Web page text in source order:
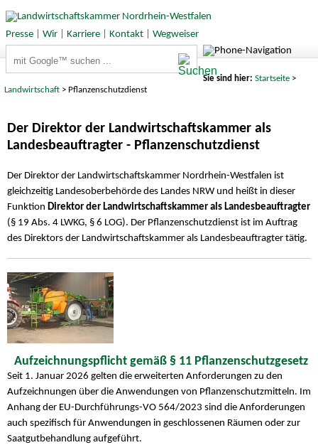
Presse| Wir| Karriere| Kontakt| Wegweiser
Sie sind hier: Startseite>
Landwirtschaft > Pflanzenschutzdienst
Der Direktor der Landwirtschaftskammer als
Landesbeauftragter - Pflanzenschutzdienst
Der Direktor der Landwirtschaftskammer Nordrhein-Westfalen ist
gleichzeitig Landesoberbehörde des Landes NRW und heißt in dieser
Funktion Direktor der Landwirtschaftskammer als Landesbeauftragter
(§ 19 Abs. 4 LWKG, § 6 LOG). Der Pflanzenschutzdienst ist im Auftrag
des Direktors der Landwirtschaftskammer als Landesbeauftragter tätig.
Aufzeichnungspflicht gemäß § 11 Pflanzenschutzgesetz
Seit 1. Januar 2026 gelten die erweiterten Anforderungen zu den
Aufzeichnungen über die Anwendungen von Pflanzenschutzmitteln. Im
Anhang der EU-Durchführungs-VO 564/2023 sind die Anforderungen
auch spezifisch für Anwendungen in geschlossenen Räumen oder zur
Saatgutbehandlung aufgeführt.